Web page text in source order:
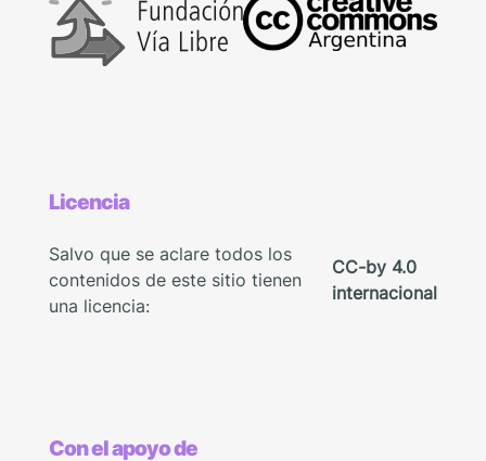
Licencia
Salvo que se aclare todos los
contenidos de este sitio tienen
una licencia:
CC-by 4.0
internacional
Con el apoyo de